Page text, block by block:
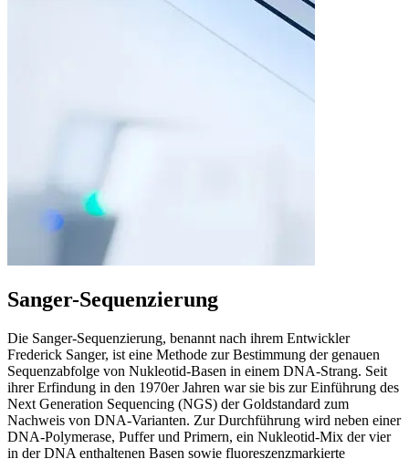
Sanger-Sequenzierung
Die Sanger-Sequenzierung, benannt nach ihrem Entwickler
Frederick Sanger, ist eine Methode zur Bestimmung der genauen
Sequenzabfolge von Nukleotid-Basen in einem DNA-Strang. Seit
ihrer Erfindung in den 1970er Jahren war sie bis zur Einführung des
Next Generation Sequencing (NGS) der Goldstandard zum
Nachweis von DNA-Varianten. Zur Durchführung wird neben einer
DNA-Polymerase, Puffer und Primern, ein Nukleotid-Mix der vier
in der DNA enthaltenen Basen sowie fluoreszenzmarkierte